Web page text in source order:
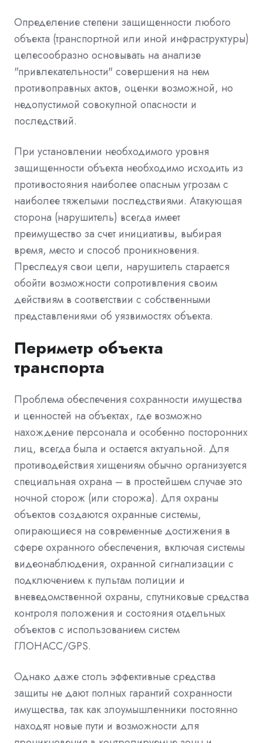
Определение степени защищенности любого
объекта (транспортной или иной инфраструктуры)
целесообразно основывать на анализе
"привлекательности" совершения на нем
противоправных актов, оценки возможной, но
недопустимой совокупной опасности и
последствий.
При установлении необходимого уровня
защищенности объекта необходимо исходить из
противостояния наиболее опасным угрозам с
наиболее тяжелыми последствиями. Атакующая
сторона (нарушитель) всегда имеет
преимущество за счет инициативы, выбирая
время, место и способ проникновения.
Преследуя свои цели, нарушитель старается
обойти возможности сопротивления своим
действиям в соответствии с собственными
представлениями об уязвимостях объекта.
Периметр объекта
транспорта
Проблема обеспечения сохранности имущества
и ценностей на объектах, где возможно
нахождение персонала и особенно посторонних
лиц, всегда была и остается актуальной. Для
противодействия хищениям обычно организуется
специальная охрана – в простейшем случае это
ночной сторож (или сторожа). Для охраны
объектов создаются охранные системы,
опирающиеся на современные достижения в
сфере охранного обеспечения, включая системы
видеонаблюдения, охранной сигнализации с
подключением к пультам полиции и
вневедомственной охраны, спутниковые средства
контроля положения и состояния отдельных
объектов с использованием систем
ГЛОНАСС/GPS.
Однако даже столь эффективные средства
защиты не дают полных гарантий сохранности
имущества, так как злоумышленники постоянно
находят новые пути и возможности для